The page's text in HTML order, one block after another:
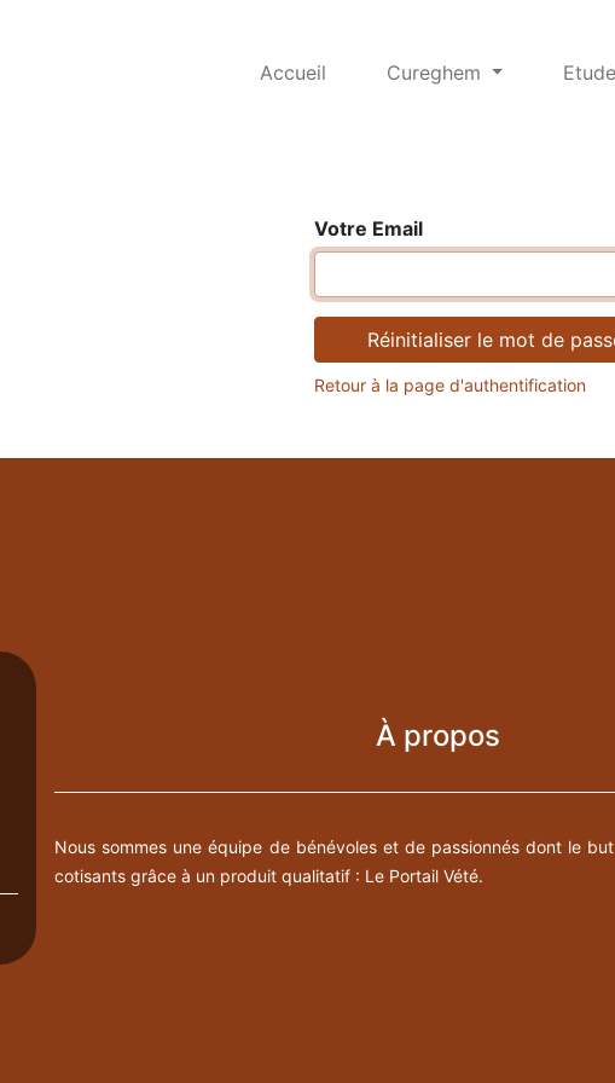
Accueil Cureghem Etude
Votre Email
Réinitialiser le mot de
Retour à la page d'authentification
À propos
Nous sommes une équipe de bénévoles et de passionnés dont le
cotisants grâce à un produit qualitatif : Le Portail Vété.